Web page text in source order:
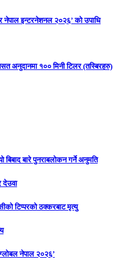
नेपाल इन्टरनेशनल २०२६’ को उपाधि
अनुदानमा १०० मिनी टिलर (तस्बिरहरु)
बिबाद बारे पुनराबलोकन गर्ने अनुमति
देउवा
टिप्परको ठक्करबाट मृत्यु
नेपाल २०२६’